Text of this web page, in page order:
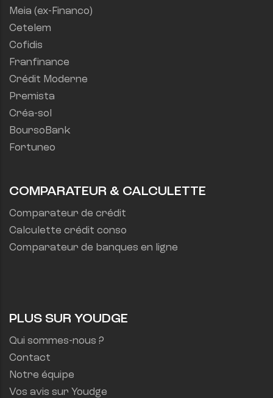
Meia (ex-Financo)
Cetelem
Cofidis
Franfinance
Crédit Moderne
Premista
Créa-sol
BoursoBank
Fortuneo
COMPARATEUR & CALCULETTE
Comparateur de crédit
Calculette crédit conso
Comparateur de banques en ligne
PLUS SUR YOUDGE
Qui sommes-nous ?
Contact
Notre équipe
Vos avis sur Youdge